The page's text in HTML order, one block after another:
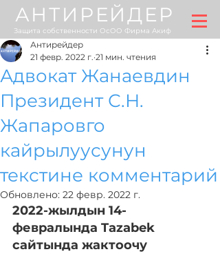
АНТИРЕЙДЕР
Защита собственности ОсОО Фирма Акиф
Адвокат Жанаевдин
Президент С.Н.
Жапаровго
кайрылуусунун
текстине комментарий
Антирейдер
21 февр. 2022 г. 21 мин. чтения
Обновлено: 22 февр. 2022 г.
2022-жылдын 14-
февралында Tazabek
сайтында жактоочу